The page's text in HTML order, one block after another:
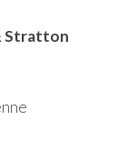
Stratton